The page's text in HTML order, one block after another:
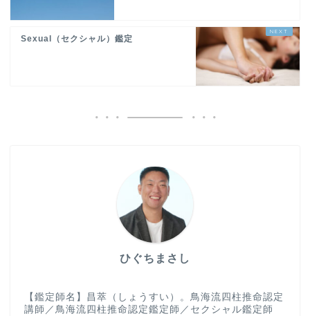
Sexual（セクシャル）鑑定
ひぐちまさし
【鑑定師名】昌萃（しょうすい）。鳥海流四柱推命認定
講師／鳥海流四柱推命認定鑑定師／セクシャル鑑定師